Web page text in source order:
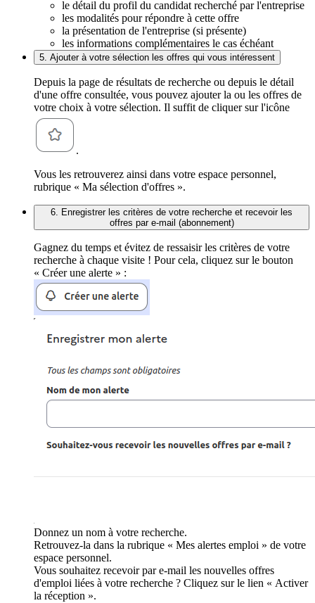
le détail du profil du candidat recherché par l'entreprise
les modalités pour répondre à cette offre
la présentation de l'entreprise (si présente)
les informations complémentaires le cas échéant
5. Ajouter à votre sélection les offres qui vous intéressent
Depuis la page de résultats de recherche ou depuis le détail
d'une offre consultée, vous pouvez ajouter la ou les offres de
votre choix à votre sélection. Il suffit de cliquer sur l'icône
.
Vous les retrouverez ainsi dans votre espace personnel,
rubrique « Ma sélection d'offres ».
6. Enregistrer les critères de votre recherche et recevoir les
offres par e-mail (abonnement)
Gagnez du temps et évitez de ressaisir les critères de votre
recherche à chaque visite ! Pour cela, cliquez sur le bouton
« Créer une alerte » :
Donnez un nom à votre recherche.
Retrouvez-la dans la rubrique « Mes alertes emploi » de votre
espace personnel.
Vous souhaitez recevoir par e-mail les nouvelles offres
d'emploi liées à votre recherche ? Cliquez sur le lien « Activer
la réception ».